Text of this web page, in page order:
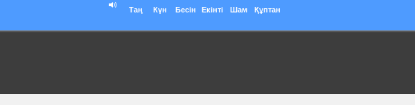
Таң Күн Бесін Екінті Шам Құптан